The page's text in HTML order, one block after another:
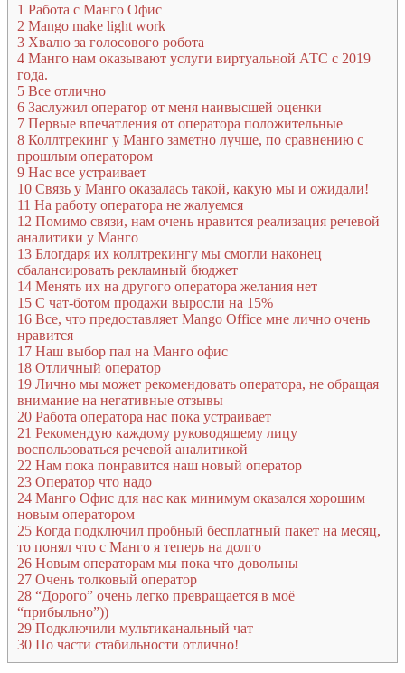
1 Работа с Манго Офис
2 Mango make light work
3 Хвалю за голосового робота
4 Манго нам оказывают услуги виртуальной АТС с 2019
года.
5 Все отлично
6 Заслужил оператор от меня наивысшей оценки
7 Первые впечатления от оператора положительные
8 Коллтрекинг у Манго заметно лучше, по сравнению с
прошлым оператором
9 Нас все устраивает
10 Связь у Манго оказалась такой, какую мы и ожидали!
11 На работу оператора не жалуемся
12 Помимо связи, нам очень нравится реализация речевой
аналитики у Манго
13 Блогдаря их коллтрекингу мы смогли наконец
сбалансировать рекламный бюджет
14 Менять их на другого оператора желания нет
15 С чат-ботом продажи выросли на 15%
16 Все, что предоставляет Mango Office мне лично очень
нравится
17 Наш выбор пал на Манго офис
18 Отличный оператор
19 Лично мы может рекомендовать оператора, не обращая
внимание на негативные отзывы
20 Работа оператора нас пока устраивает
21 Рекомендую каждому руководящему лицу
воспользоваться речевой аналитикой
22 Нам пока понравится наш новый оператор
23 Оператор что надо
24 Манго Офис для нас как минимум оказался хорошим
новым оператором
25 Когда подключил пробный бесплатный пакет на месяц,
то понял что с Манго я теперь на долго
26 Новым операторам мы пока что довольны
27 Очень толковый оператор
28 “Дорого” очень легко превращается в моё
“прибыльно”))
29 Подключили мультиканальный чат
30 По части стабильности отлично!